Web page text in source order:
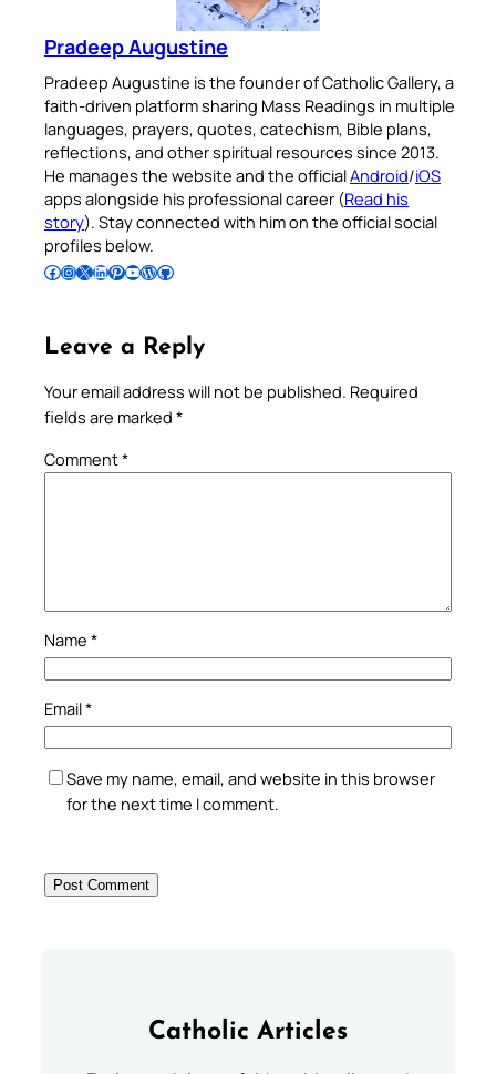
Pradeep Augustine
Pradeep Augustine is the founder of Catholic Gallery, a
faith-driven platform sharing Mass Readings in multiple
languages, prayers, quotes, catechism, Bible plans,
reflections, and other spiritual resources since 2013.
He manages the website and the officialAndroid/iOS
apps alongside his professional career (Read his
story). Stay connected with him on the official social
profiles below.
Follow Pradeep on Facebook Follow Pradeep on InstagramFollow Pradeep on X Follow Pradeep on LinkedIn Follow Pradeep on Pinterest Subscribe to Pradeep’s Youtube Channel Follow Pradeep on WordPress Follow Pradeep on GitHub
Leave a Reply
Your email address will not be published. Required
fields are marked *
Comment*
Name *
Email*
Save my name, email, and website in this browser
for the next time I comment.
Catholic Articles